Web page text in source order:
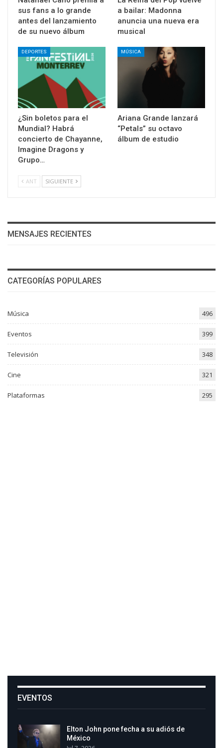
sus fans a lo grande
antes del lanzamiento
de su nuevo álbum
a bailar: Madonna
anuncia una nueva era
musical
DEPORTES
¿Sin boletos para el
Mundial? Habrá
concierto de Chayanne,
Imagine Dragons y
Grupo…
MÚSICA
Ariana Grande lanzará
“Petals” su octavo
álbum de estudio
ANT SIGUIENTE
MENSAJES RECIENTES
CATEGORÍAS POPULARES
Música 496
Eventos 399
Televisión 348
Cine 321
Plataformas 295
EVENTOS
Elton John pone fecha a su adiós de
México